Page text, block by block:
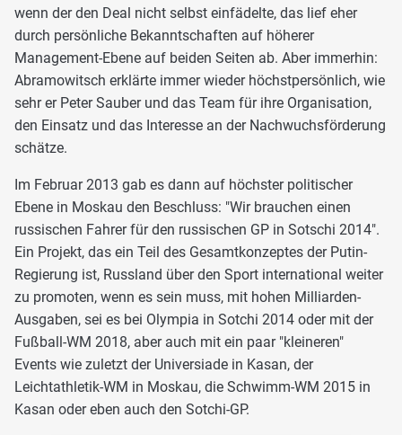
wenn der den Deal nicht selbst einfädelte, das lief eher
durch persönliche Bekanntschaften auf höherer
Management-Ebene auf beiden Seiten ab. Aber immerhin:
Abramowitsch erklärte immer wieder höchstpersönlich, wie
sehr er Peter Sauber und das Team für ihre Organisation,
den Einsatz und das Interesse an der Nachwuchsförderung
schätze.
Im Februar 2013 gab es dann auf höchster politischer
Ebene in Moskau den Beschluss: "Wir brauchen einen
russischen Fahrer für den russischen GP in Sotschi 2014".
Ein Projekt, das ein Teil des Gesamtkonzeptes der Putin-
Regierung ist, Russland über den Sport international weiter
zu promoten, wenn es sein muss, mit hohen Milliarden-
Ausgaben, sei es bei Olympia in Sotchi 2014 oder mit der
Fußball-WM 2018, aber auch mit ein paar "kleineren"
Events wie zuletzt der Universiade in Kasan, der
Leichtathletik-WM in Moskau, die Schwimm-WM 2015 in
Kasan oder eben auch den Sotchi-GP.